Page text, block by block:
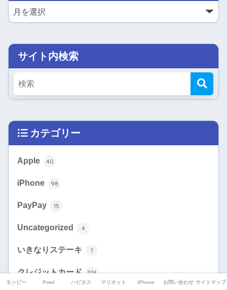
サイト内検索
カテゴリー
Apple 40
iPhone 98
PayPay 15
Uncategorized 4
いきなりステーキ 7
クレジットカード 774
モッピー Powl ハピタス マリオット iPhone お問い合わせ サイトマップ